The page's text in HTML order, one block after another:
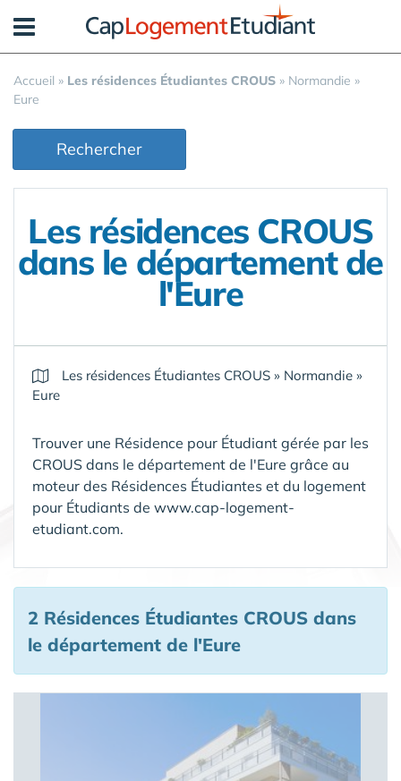
Accueil » Les résidences Étudiantes CROUS » Normandie »
Eure
Rechercher
Les résidences CROUS
dans le département de
l'Eure
Les résidences Étudiantes CROUS » Normandie »
Eure
Trouver une Résidence pour Étudiant gérée par les
CROUS dans le département de l'Eure grâce au
moteur des Résidences Étudiantes et du logement
pour Étudiants de www.cap-logement-
etudiant.com.
2 Résidences Étudiantes CROUS dans
le département de l'Eure